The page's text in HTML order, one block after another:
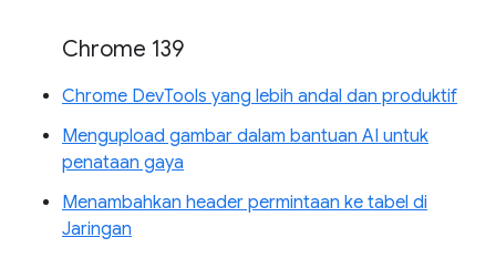
Chrome 139
Chrome DevTools yang lebih andal dan produktif
Mengupload gambar dalam bantuan AI untuk
penataan gaya
Menambahkan header permintaan ke tabel di
Jaringan